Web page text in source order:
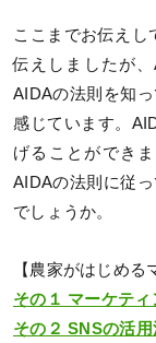
ここまでお伝えし
伝えしましたが
AIDAの法則を知
感じています。
げることができ
AIDAの法則に従
でしょうか。
【農家がはじめる
その１ マーケティ
その２ SNSの活用